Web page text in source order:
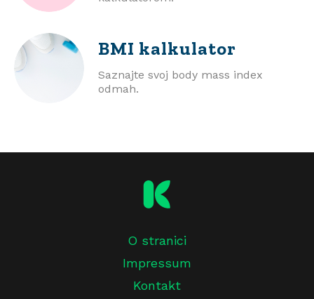
BMI kalkulator
Saznajte svoj body mass index
odmah.
O stranici
Impressum
Kontakt